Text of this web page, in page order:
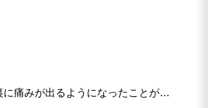
痛みが出るようになったことが来